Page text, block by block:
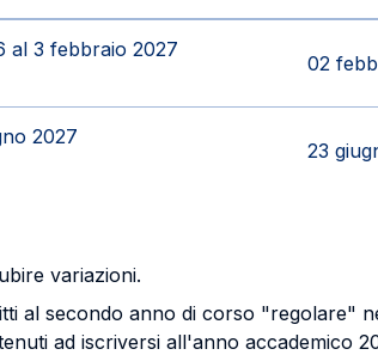
al 3 febbraio 2027
02
2027
23
variazioni.
al secondo anno di corso "regolare"
ad iscriversi all'anno accademico